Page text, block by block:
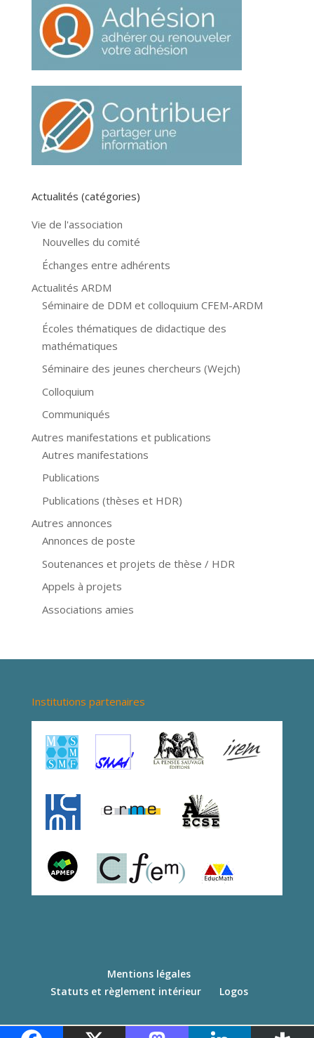
Actualités (catégories)
Vie de l'association
Nouvelles du comité
Échanges entre adhérents
Actualités ARDM
Séminaire de DDM et colloquium CFEM-ARDM
Écoles thématiques de didactique des
mathématiques
Séminaire des jeunes chercheurs (Wejch)
Colloquium
Communiqués
Autres manifestations et publications
Autres manifestations
Publications
Publications (thèses et HDR)
Autres annonces
Annonces de poste
Soutenances et projets de thèse / HDR
Appels à projets
Associations amies
Institutions partenaires
Mentions légales
Statuts et règlement intérieur
Logos